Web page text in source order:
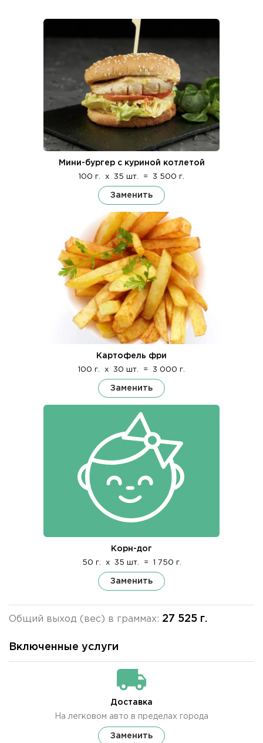
Мини-бургер с куриной котлетой
100 г. x 35 шт. = 3 500 г.
Заменить
Картофель фри
100 г. x 30 шт. = 3 000 г.
Заменить
Корн-дог
50 г. x 35 шт. = 1 750 г.
Заменить
Общий выход (вес) в граммах: 27 525 г.
Включенные услуги
Доставка
На легковом авто в пределах города
Заменить